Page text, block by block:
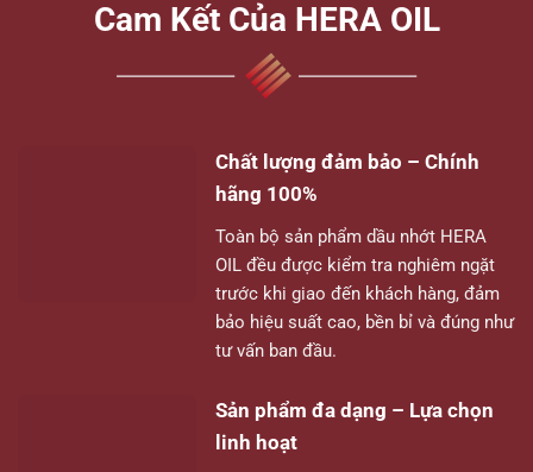
Cam Kết Của HERA OIL
Chất lượng đảm bảo – Chính
hãng 100%
Toàn bộ sản phẩm dầu nhớt HERA
OIL đều được kiểm tra nghiêm ngặt
trước khi giao đến khách hàng, đảm
bảo hiệu suất cao, bền bỉ và đúng như
tư vấn ban đầu.
Sản phẩm đa dạng – Lựa chọn
linh hoạt